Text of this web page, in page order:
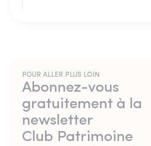
POUR ALLER PLUS LOIN
Abonnez-vous
gratuitement à la
newsletter
Club Patrimoine